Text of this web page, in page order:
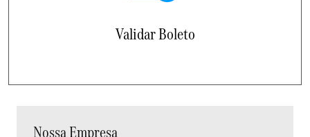
Validar Boleto
Nossa Empresa